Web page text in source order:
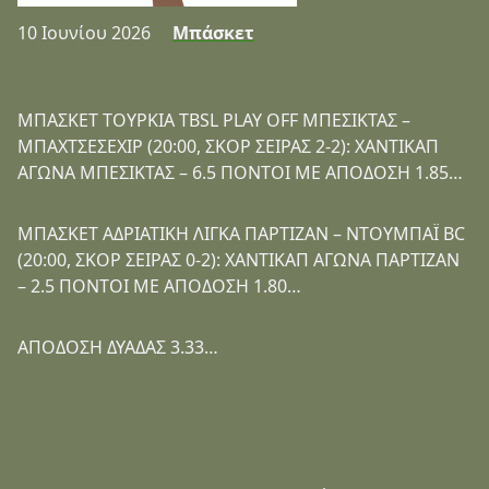
10 Ιουνίου 2026 Μπάσκετ
ΜΠΑΣΚΕΤ ΤΟΥΡΚΙΑ TBSL PLAY OFF ΜΠΕΣΙΚΤΑΣ –
ΜΠΑΧΤΣΕΣΕΧΙΡ (20:00, ΣΚΟΡ ΣΕΙΡΑΣ 2-2): ΧΑΝΤΙΚΑΠ
ΑΓΩΝΑ ΜΠΕΣΙΚΤΑΣ – 6.5 ΠΟΝΤΟΙ ΜΕ ΑΠΟΔΟΣΗ 1.85…
ΜΠΑΣΚΕΤ ΑΔΡΙΑΤΙΚΗ ΛΙΓΚΑ ΠΑΡΤΙΖΑΝ – ΝΤΟΥΜΠΑΪ BC
(20:00, ΣΚΟΡ ΣΕΙΡΑΣ 0-2): ΧΑΝΤΙΚΑΠ ΑΓΩΝΑ ΠΑΡΤΙΖΑΝ
– 2.5 ΠΟΝΤΟΙ ΜΕ ΑΠΟΔΟΣΗ 1.80…
ΑΠΟΔΟΣΗ ΔΥΑΔΑΣ 3.33…